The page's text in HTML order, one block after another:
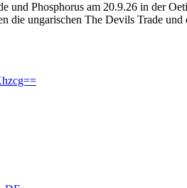
und Phosphorus am 20.9.26 in der
die ungarischen The Devils Trade